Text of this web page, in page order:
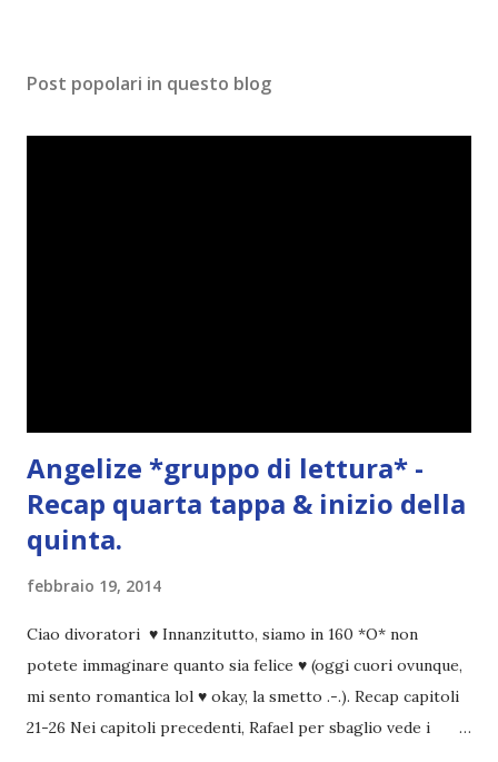
m
n
Post popolari in questo blog
Angelize *gruppo di lettura* -
Recap quarta tappa & inizio della
quinta.
febbraio 19, 2014
Ciao divoratori ♥ Innanzitutto, siamo in 160 *O* non
potete immaginare quanto sia felice ♥ (oggi cuori ovunque,
mi sento romantica lol ♥ okay, la smetto .-.). Recap capitoli
21-26 Nei capitoli precedenti, Rafael per sbaglio vede i